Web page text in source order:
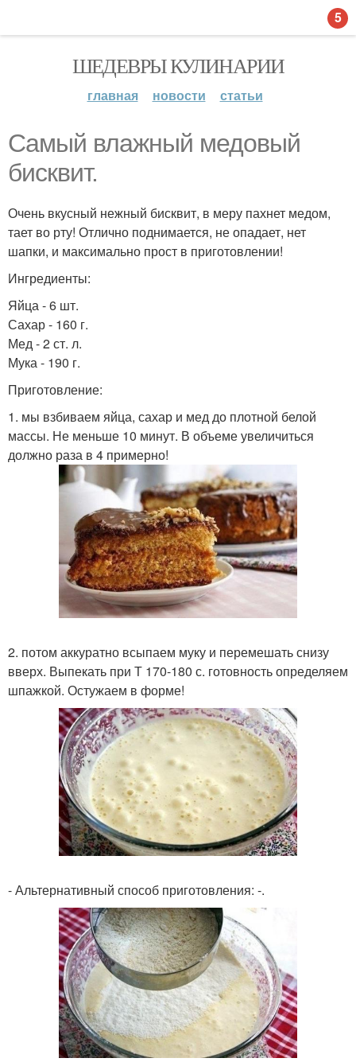
ШЕДЕВРЫ КУЛИНАРИИ
главная новости статьи
Самый влажный медовый
бисквит.
Очень вкусный нежный бисквит, в меру пахнет медом,
тает во рту! Отлично поднимается, не опадает, нет
шапки, и максимально прост в приготовлении!
Ингредиенты:
Яйца - 6 шт.
Сахар - 160 г.
Мед - 2 ст. л.
Мука - 190 г.
Приготовление:
1. мы взбиваем яйца, сахар и мед до плотной белой
массы. Не меньше 10 минут. В объеме увеличиться
должно раза в 4 примерно!
2. потом аккуратно всыпаем муку и перемешать снизу
вверх. Выпекать при Т 170-180 с. готовность определяем
шпажкой. Остужаем в форме!
- Альтернативный способ приготовления: -.
5